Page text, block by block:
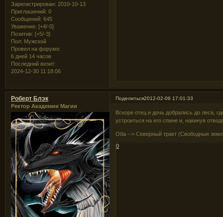
Зарегистрирован: 2010-10-13
Приглашений: 0
Сообщений: 645
Уважение: [+4/-0]
Позитив: [+5/-3]
Пол: Мужской
Провел на форуме:
6 дней 14 часов
Последний визит:
2024-12-30 11:18:06
Поделиться2012-02-06 17:01:33
Роберт Блэк
Ректор Академии Магии
Вскоре отец и дочь добрались до леса,
устроиться на его спине и, накинув
Оба --> Северный тракт (Свободные
0